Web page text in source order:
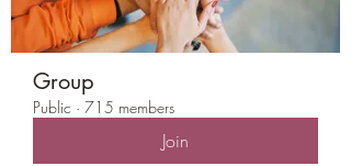
Group
Public · 715 members
Join